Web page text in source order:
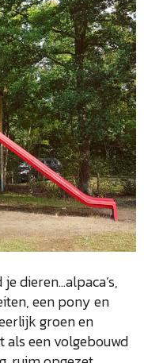
dieren…alpaca’s,
een pony en
groen en
een volgebouwd